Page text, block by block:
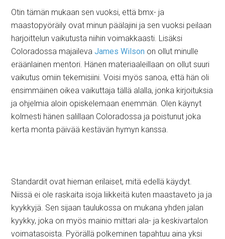
Otin tämän mukaan sen vuoksi, että bmx- ja
maastopyöräily ovat minun päälajini ja sen vuoksi peilaan
harjoittelun vaikutusta niihin voimakkaasti. Lisäksi
Coloradossa majailevaJames Wilson on ollut minulle
eräänlainen mentori. Hänen materiaaleillaan on ollut suuri
vaikutus omiin tekemisiini. Voisi myös sanoa, että hän oli
ensimmäinen oikea vaikuttaja tällä alalla, jonka kirjoituksia
ja ohjelmia aloin opiskelemaan enemmän. Olen käynyt
kolmesti hänen salillaan Coloradossa ja poistunut joka
kerta monta päivää kestävän hymyn kanssa.
Standardit ovat hieman erilaiset, mitä edellä käydyt.
Niissä ei ole raskaita isoja liikkeitä kuten maastaveto ja ja
kyykkyjä. Sen sijaan taulukossa on mukana yhden jalan
kyykky, joka on myös mainio mittari ala- ja keskivartalon
voimatasoista. Pyörällä polkeminen tapahtuu aina yksi